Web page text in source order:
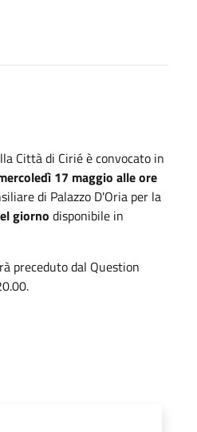
Città di Cirié è convocato in
17 maggio alle ore
di Palazzo D'Oria per la
giorno disponibile in
preceduto dal Question